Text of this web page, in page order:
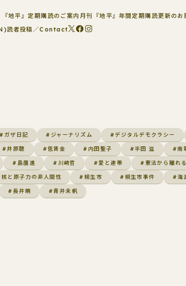
『地平』定期購読のご案内 月刊『地平』年間定期購読更新のお
読者投稿／Contact
#ガザ日記 #ジャーナリズム #デジタルデモクラシー
#井原聰 #低賃金 #内田聖子 #半田 滋 #南
#島薗進 #川崎哲 #愛と連帯 #憲法から離れ
と原子力の非人間性 #桐生市 #桐生市事件 #海
#長井暁 #青井未帆